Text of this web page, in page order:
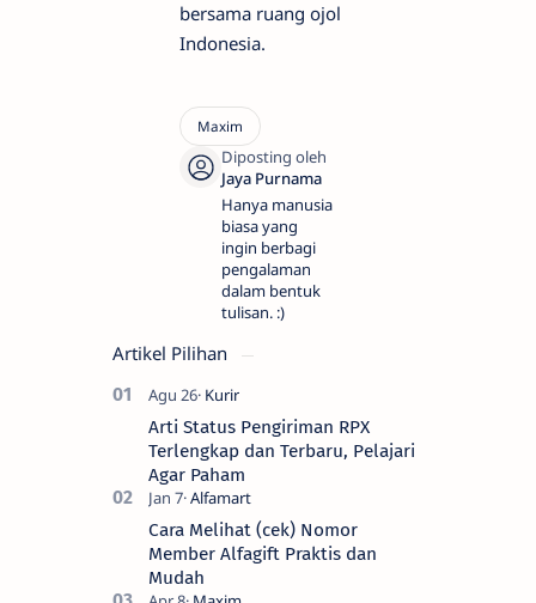
bersama ruang ojol
Indonesia.
Hanya manusia
biasa yang
ingin berbagi
pengalaman
dalam bentuk
tulisan. :)
Artikel Pilihan
Arti Status Pengiriman RPX
Terlengkap dan Terbaru, Pelajari
Agar Paham
Cara Melihat (cek) Nomor
Member Alfagift Praktis dan
Mudah